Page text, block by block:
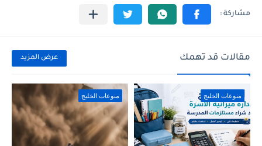
مقالات قد تهمك عرض المزيد
منوعات الخليج منوعات الخليج